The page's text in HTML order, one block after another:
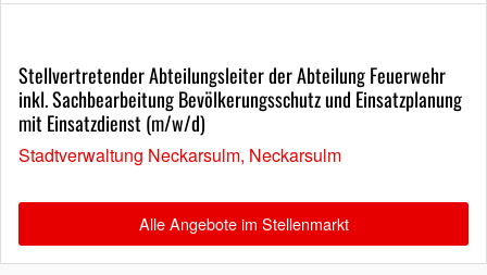
Stellvertretender Abteilungsleiter der Abteilung Feuerwehr
inkl. Sachbearbeitung Bevölkerungsschutz und Einsatzplanung
mit Einsatzdienst (m/w/d)
Stadtverwaltung Neckarsulm, Neckarsulm
Alle Angebote im Stellenmarkt